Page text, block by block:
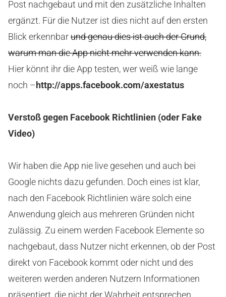
Post nachgebaut und mit den zusätzliche Inhalten
ergänzt. Für die Nutzer ist dies nicht auf den ersten
Blick erkennbarund genau dies ist auch der Grund,
warum man die App nicht mehr verwenden kann.
Hier könnt ihr die App testen, wer weiß wie lange
noch –http://apps.facebook.com/axestatus
Verstoß gegen Facebook Richtlinien (oder Fake
Video)
Wir haben die App nie live gesehen und auch bei
Google nichts dazu gefunden. Doch eines ist klar,
nach den Facebook Richtlinien wäre solch eine
Anwendung gleich aus mehreren Gründen nicht
zulässig. Zu einem werden Facebook Elemente so
nachgebaut, dass Nutzer nicht erkennen, ob der Post
direkt von Facebook kommt oder nicht und des
weiteren werden anderen Nutzern Informationen
präsentiert, die nicht der Wahrheit entsprechen